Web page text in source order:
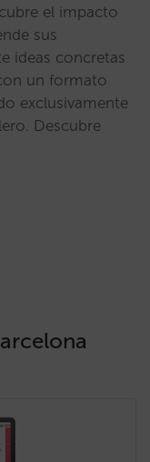
el impacto
sus
ideas concretas
un formato
exclusivamente
Descubre